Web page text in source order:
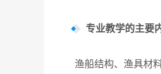
专业教学的主要
渔船结构、渔具材料